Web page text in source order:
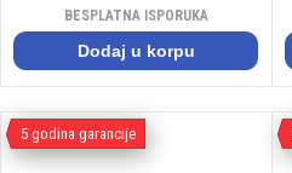
BESPLATNA ISPORUKA
Dodaj u korpu
5 godina garancije